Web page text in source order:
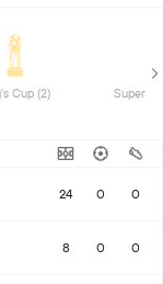
24 0 0
8 0 0